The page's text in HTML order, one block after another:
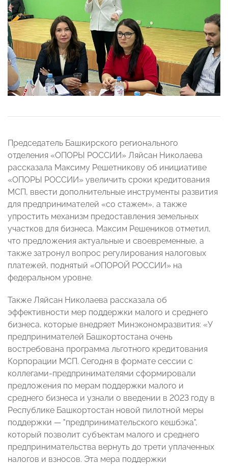
Председатель Башкирского регионального
отделения «ОПОРЫ РОССИИ» Ляйсан Николаева
рассказала Максиму Решетникову об инициативе
«ОПОРЫ РОССИИ» увеличить сроки кредитования
МСП, ввести дополнительные инструменты развития
для предпринимателей «со стажем», а также
упростить механизм предоставления земельных
участков для бизнеса. Максим Решеников отметил,
что предложения актуальные и своевременные, а
также затронул вопрос регулирования налоговых
платежей, поднятый «ОПОРОЙ РОССИИ» на
федеральном уровне.
Также Ляйсан Николаева рассказала об
эффективности мер поддержки малого и среднего
бизнеса, которые внедряет Минэкономразвития: «У
предпринимателей Башкортостана очень
востребована программа льготного кредитования
Корпорации МСП. Сегодня в формате сессии с
коллегами-предпринимателями сформировали
предложения по мерам поддержки малого и
среднего бизнеса и узнали о введении в 2023 году в
Республике Башкортостан новой пилотной меры
поддержки — "предпринимательского кешбэка",
который позволит субъектам малого и среднего
предпринимательства вернуть до трети уплаченных
налогов и взносов. Эта мера поддержки